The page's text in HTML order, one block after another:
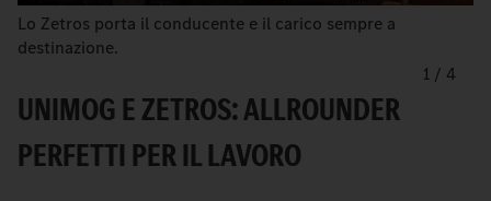
Lo Zetros porta il conducente e il carico sempre a
destinazione.
1 / 4
UNIMOG E ZETROS: ALLROUNDER
PERFETTI PER IL LAVORO